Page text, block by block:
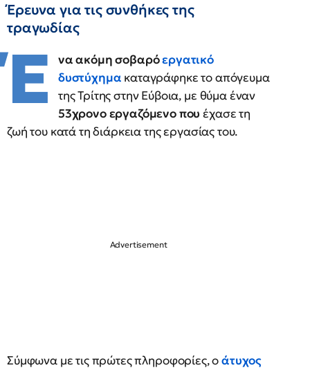
Έρευνα για τις συνθήκες της
τραγωδίας
Έ να ακόμη σοβαρόεργατικό
δυστύχημα καταγράφηκε το απόγευμα
της Τρίτης στην Εύβοια, με θύμα έναν
53χρονο εργαζόμενο που έχασε τη
ζωή του κατά τη διάρκεια της εργασίας του.
Σύμφωνα με τις πρώτες πληροφορίες, οάτυχος